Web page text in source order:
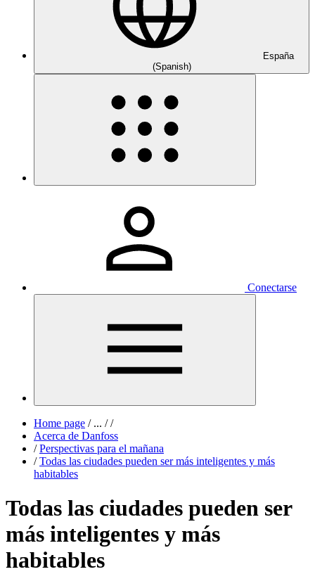
España
(Spanish)
Conectarse
Home page /... / /
Acerca de Danfoss
/ Perspectivas para el mañana
/ Todas las ciudades pueden ser más inteligentes y más
habitables
Todas las ciudades pueden ser
más inteligentes y más
habitables